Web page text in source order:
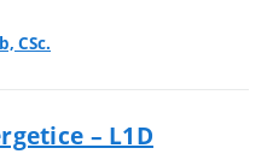
CSc.
– L1D